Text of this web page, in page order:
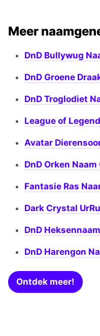
Meer
DnD Bullywug
DnD Groene
DnD Troglodiet
League of
Avatar
DnD Orken
Fantasie Ras
Dark Crystal
DnD
DnD Harengon
Ontdek meer!